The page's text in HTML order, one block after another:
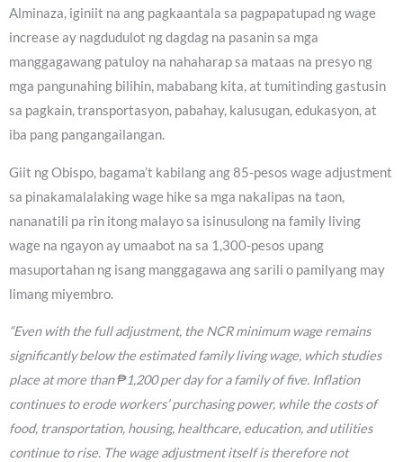
Alminaza, iginiit na ang pagkaantala sa pagpapatupad ng wage
increase ay nagdudulot ng dagdag na pasanin sa mga
manggagawang patuloy na nahaharap sa mataas na presyo ng
mga pangunahing bilihin, mababang kita, at tumitinding gastusin
sa pagkain, transportasyon, pabahay, kalusugan, edukasyon, at
iba pang pangangailangan.
Giit ng Obispo, bagama’t kabilang ang 85-pesos wage adjustment
sa pinakamalalaking wage hike sa mga nakalipas na taon,
nananatili pa rin itong malayo sa isinusulong na family living
wage na ngayon ay umaabot na sa 1,300-pesos upang
masuportahan ng isang manggagawa ang sarili o pamilyang may
limang miyembro.
“Even with the full adjustment, the NCR minimum wage remains
significantly below the estimated family living wage, which studies
place at more than ₱1,200 per day for a family of five. Inflation
continues to erode workers’ purchasing power, while the costs of
food, transportation, housing, healthcare, education, and utilities
continue to rise. The wage adjustment itself is therefore not